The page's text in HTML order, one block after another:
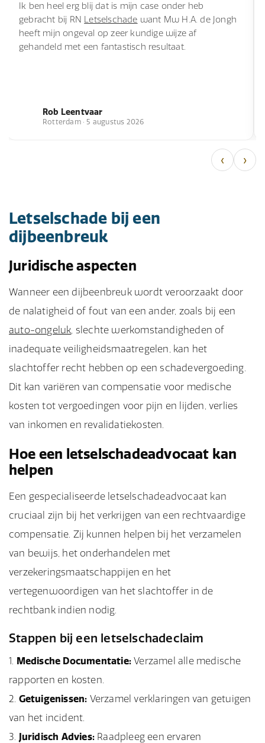
Ik ben heel erg blij dat is mijn case onder heb
gebracht bij RN Letselschade want Mw H.A. de Jongh
heeft mijn ongeval op zeer kundige wijze af
gehandeld met een fantastisch resultaat.
Rob Leentvaar
Rotterdam · 5 augustus 2026
‹ ›
Letselschade bij een
dijbeenbreuk
Juridische aspecten
Wanneer een dijbeenbreuk wordt veroorzaakt door
de nalatigheid of fout van een ander, zoals bij een
auto-ongeluk, slechte werkomstandigheden of
inadequate veiligheidsmaatregelen, kan het
slachtoffer recht hebben op een schadevergoeding.
Dit kan variëren van compensatie voor medische
kosten tot vergoedingen voor pijn en lijden, verlies
van inkomen en revalidatiekosten.
Hoe een letselschadeadvocaat kan
helpen
Een gespecialiseerde letselschadeadvocaat kan
cruciaal zijn bij het verkrijgen van een rechtvaardige
compensatie. Zij kunnen helpen bij het verzamelen
van bewijs, het onderhandelen met
verzekeringsmaatschappijen en het
vertegenwoordigen van het slachtoffer in de
rechtbank indien nodig.
Stappen bij een letselschadeclaim
Medische Documentatie: Verzamel alle medische
rapporten en kosten.
Getuigenissen: Verzamel verklaringen van getuigen
van het incident.
Juridisch Advies: Raadpleeg een ervaren